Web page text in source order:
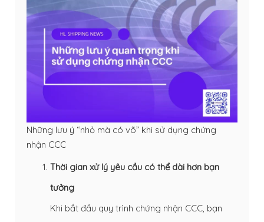
Những lưu ý “nhỏ mà có võ” khi sử dụng chứng
nhận CCC
Thời gian xử lý yêu cầu có thể dài hơn bạn
tưởng
Khi bắt đầu quy trình chứng nhận CCC, bạn